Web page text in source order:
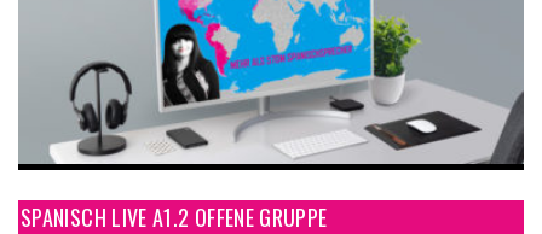
SPANISCH LIVE A1.2 OFFENE GRUPPE